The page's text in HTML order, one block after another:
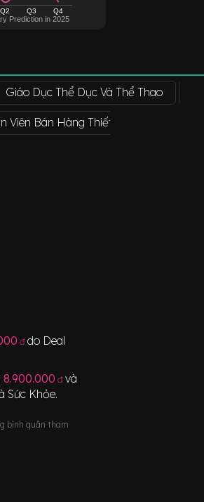
Prediction in 2025
Q2 Q3 Q4
Giáo Dục Thể Dục Và Thể Thao
Viên Bán Hàng Thiết Bị Thể Thao
đdo Deal
8.900.000 đ và
Sức Khỏe.
bình quân tham